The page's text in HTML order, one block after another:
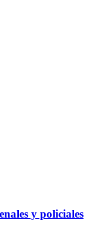
y policiales